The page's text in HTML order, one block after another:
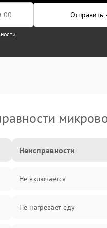
Отправить
Неисправности
Не включается
Не нагревает еду